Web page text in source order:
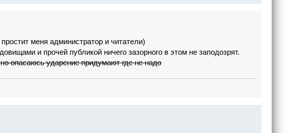
меня администратор и читатели)
и прочей публикой ничего зазорного в этом не заподозрят.
опасаюсь ударение придумают где не надо